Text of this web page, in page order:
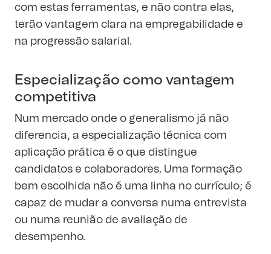
com estas ferramentas, e não contra elas,
terão vantagem clara na empregabilidade e
na progressão salarial.
Especialização como vantagem
competitiva
Num mercado onde o generalismo já não
diferencia, a especialização técnica com
aplicação prática é o que distingue
candidatos e colaboradores. Uma formação
bem escolhida não é uma linha no currículo; é
capaz de mudar a conversa numa entrevista
ou numa reunião de avaliação de
desempenho.